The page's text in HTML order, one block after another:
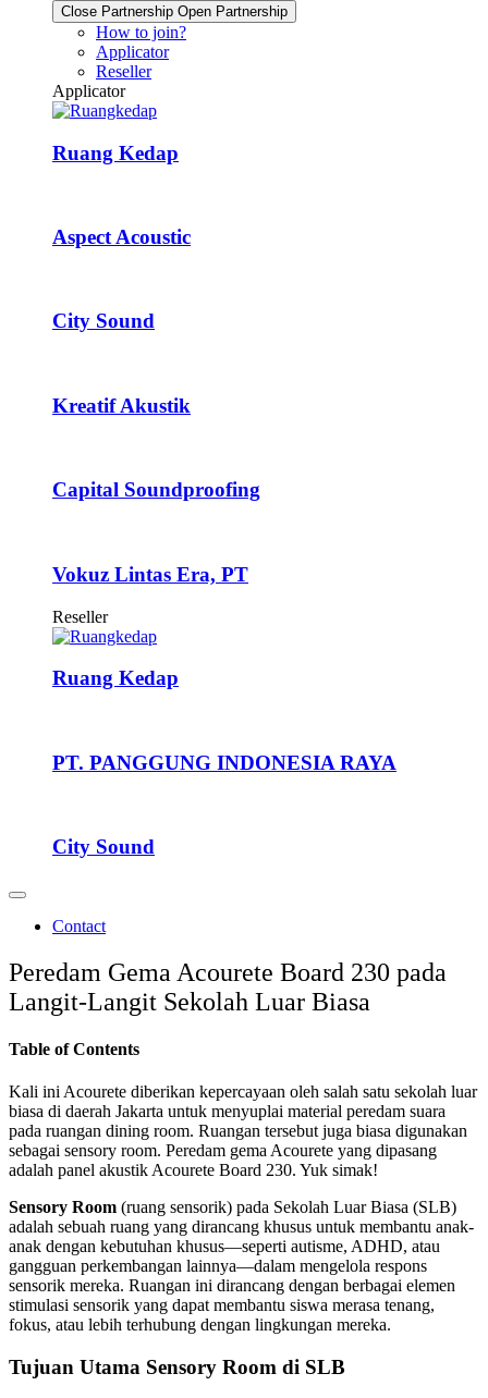
Close Partnership Open Partnership
How to join?
Applicator
Reseller
Applicator
Ruang Kedap
Aspect Acoustic
City Sound
Kreatif Akustik
Capital Soundproofing
Vokuz Lintas Era, PT
Reseller
Ruang Kedap
PT. PANGGUNG INDONESIA RAYA
City Sound
Contact
Peredam Gema Acourete Board 230 pada
Langit-Langit Sekolah Luar Biasa
Table of Contents
Kali ini Acourete diberikan kepercayaan oleh salah satu sekolah luar
biasa di daerah Jakarta untuk menyuplai material peredam suara
pada ruangan dining room. Ruangan tersebut juga biasa digunakan
sebagai sensory room. Peredam gema Acourete yang dipasang
adalah panel akustik Acourete Board 230. Yuk simak!
Sensory Room (ruang sensorik) pada Sekolah Luar Biasa (SLB)
adalah sebuah ruang yang dirancang khusus untuk membantu anak-
anak dengan kebutuhan khusus—seperti autisme, ADHD, atau
gangguan perkembangan lainnya—dalam mengelola respons
sensorik mereka. Ruangan ini dirancang dengan berbagai elemen
stimulasi sensorik yang dapat membantu siswa merasa tenang,
fokus, atau lebih terhubung dengan lingkungan mereka.
Tujuan Utama Sensory Room di SLB